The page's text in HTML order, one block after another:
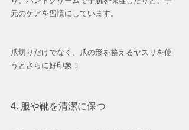
元のケアを習慣にしています。
爪切りだけでなく、爪の形を整えるヤスリを使
うとさらに好印象！
4. 服や靴を清潔に保つ